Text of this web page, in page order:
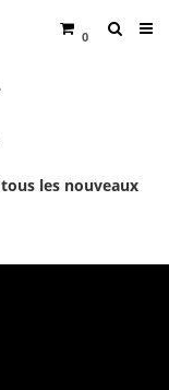
0
les nouveaux